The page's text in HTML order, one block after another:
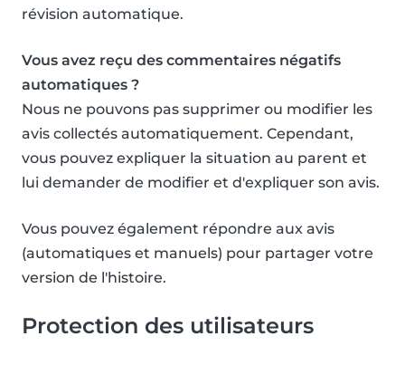
révision automatique.
Vous avez reçu des commentaires négatifs
automatiques ?
Nous ne pouvons pas supprimer ou modifier les
avis collectés automatiquement. Cependant,
vous pouvez expliquer la situation au parent et
lui demander de modifier et d'expliquer son avis.
Vous pouvez également répondre aux avis
(automatiques et manuels) pour partager votre
version de l'histoire.
Protection des utilisateurs